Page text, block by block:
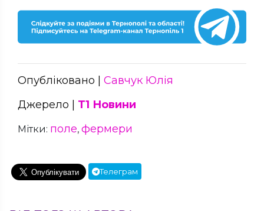
Опубліковано | Савчук Юлія
Джерело | Т1 Новини
Мітки: поле, фермери
Телеграм